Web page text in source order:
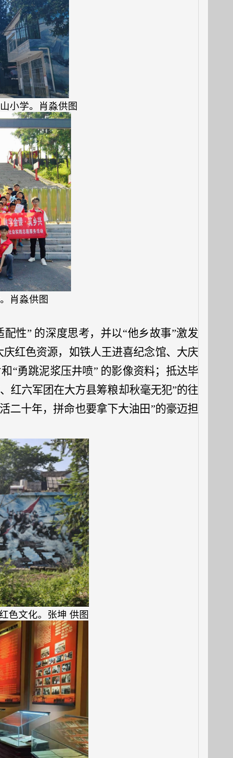
小学。肖淼供图
肖淼供图
配性” 的深度思考，并以“他乡故事”激发
红色资源，如铁人王进喜纪念馆、大庆
和 “勇跳泥浆压井喷” 的影像资料； 抵达毕
红六军团在大方县筹粮却秋毫无犯”的往
二十年，拼命也要拿下大油田”的豪迈担
色文化。张坤 供图